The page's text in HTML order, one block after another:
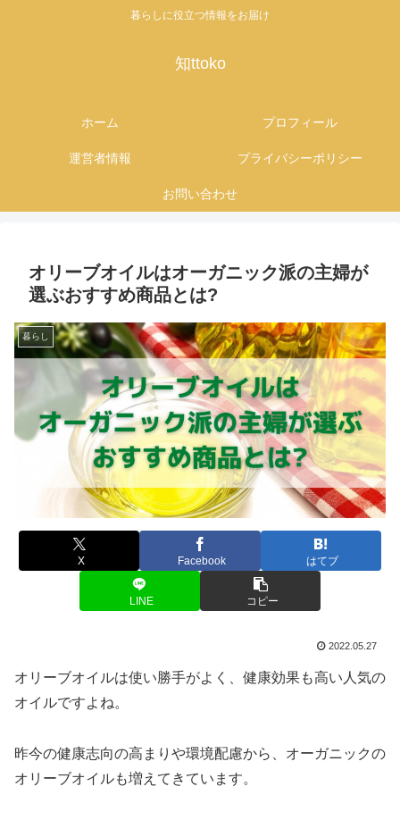
暮らしに役立つ情報をお届け
知ttoko
ホーム プロフィール
運営者情報 プライバシーポリシー
お問い合わせ
オリーブオイルはオーガニック派の主婦が
選ぶおすすめ商品とは?
暮らし
X Facebook はてブ
LINE コピー
2022.05.27
オリーブオイルは使い勝手がよく、健康効果も高い人気の
オイルですよね。
昨今の健康志向の高まりや環境配慮から、オーガニックの
オリーブオイルも増えてきています。